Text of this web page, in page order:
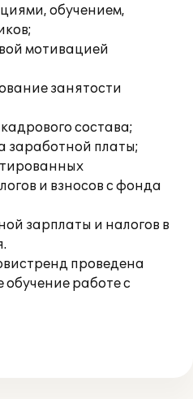
обучением,
мотивацией
занятости
состава;
заработной платы;
и взносов с фонда
зарплаты и налогов в
проведена
работе с